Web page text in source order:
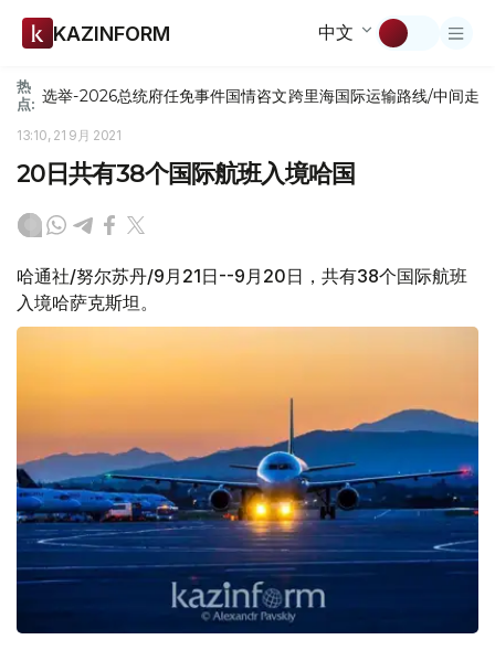
KAZINFORM 中文
热
点: 选举-2026总统府任免事件国情咨文跨里海国际运输路线/中间走廊
13:10, 21 9月 2021
20日共有38个国际航班入境哈国
哈通社/努尔苏丹/9月21日--9月20日，共有38个国际航班
入境哈萨克斯坦。